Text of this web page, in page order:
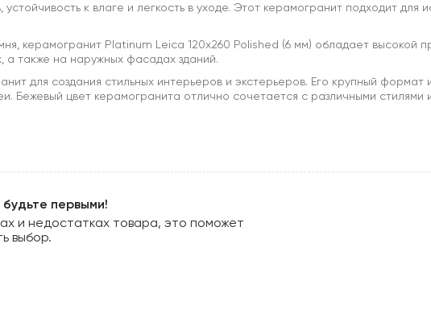
к влаге и легкость в уходе. Этот керамогранит подходит для
керамогранит Platinum Leica 120x260 Polished (6 мм) обладает высокой
а также на наружных фасадах зданий.
для создания стильных интерьеров и экстерьеров. Его крупный
Бежевый цвет керамогранита отлично сочетается с различными
первыми!
и недостатках товара, это поможет
выбор.